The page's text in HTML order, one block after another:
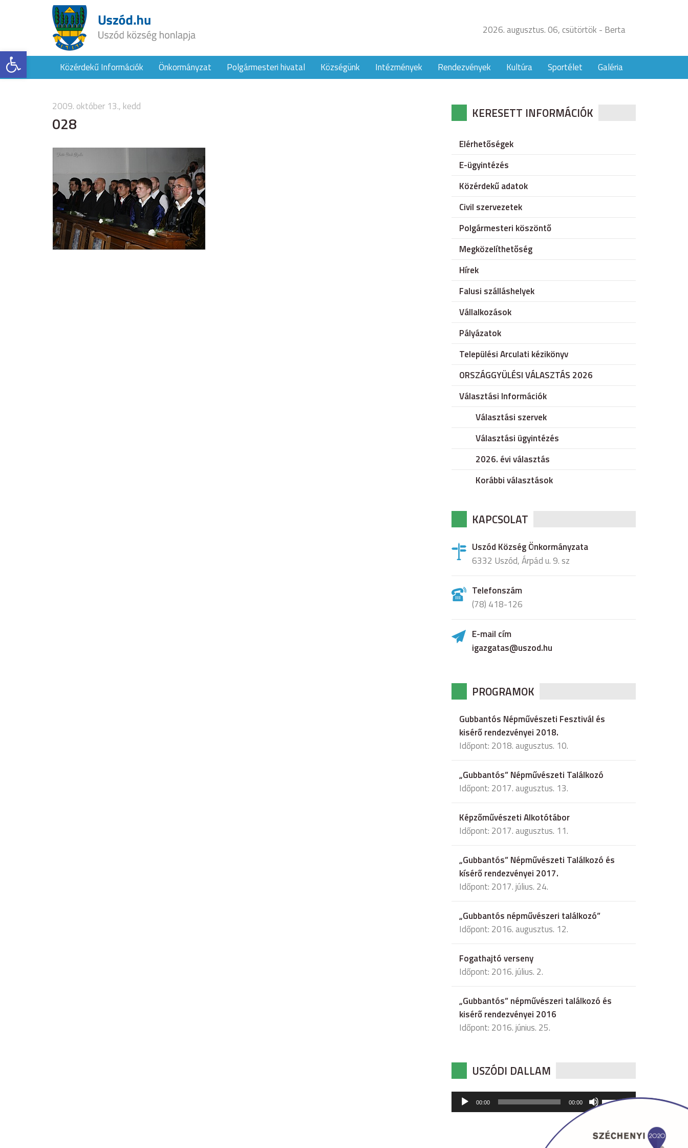
Eszköztár megnyitása
2026. augusztus. 06, csütörtök - Berta
Közérdekű Információk Önkormányzat Polgármesteri hivatal Községünk Intézmények Rendezvények Kultúra Sportélet Galéria
2009. október 13., kedd
028 KERESETT INFORMÁCIÓK
Elérhetőségek
E-ügyintézés
Közérdekű adatok
Civil szervezetek
Polgármesteri köszöntő
Megközelíthetőség
Hírek
Falusi szálláshelyek
Vállalkozások
Pályázatok
Települési Arculati kézikönyv
ORSZÁGGYÜLÉSI VÁLASZTÁS 2026
Választási Információk
Választási szervek
Választási ügyintézés
2026. évi választás
Korábbi választások
KAPCSOLAT
Uszód Község Önkormányzata
6332 Uszód, Árpád u. 9. sz
Telefonszám
(78) 418-126
E-mail cím
igazgatas@uszod.hu
PROGRAMOK
Gubbantós Népművészeti Fesztivál és
kisérő rendezvényei 2018.
Időpont: 2018. augusztus. 10.
„Gubbantós” Népművészeti Találkozó
Időpont: 2017. augusztus. 13.
Képzőművészeti Alkotótábor
Időpont: 2017. augusztus. 11.
„Gubbantós” Népművészeti Találkozó és
kísérő rendezvényei 2017.
Időpont: 2017. július. 24.
„Gubbantós népművészeri találkozó”
Időpont: 2016. augusztus. 12.
Fogathajtó verseny
Időpont: 2016. július. 2.
„Gubbantós” népművészeri találkozó és
kisérő rendezvényei 2016
Időpont: 2016. június. 25.
USZÓDI DALLAM
Audió
lejátszó
00:00 00:00
hangerő
csökkentéséhez